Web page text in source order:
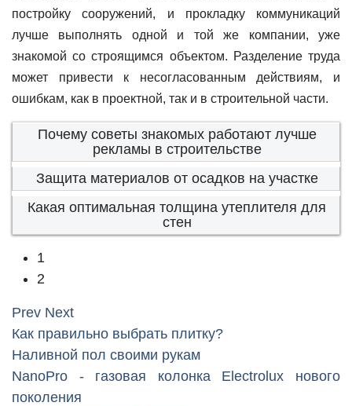
постройку сооружений, и прокладку коммуникаций
лучше выполнять одной и той же компании, уже
знакомой со строящимся объектом. Разделение труда
может привести к несогласованным действиям, и
ошибкам, как в проектной, так и в строительной части.
Почему советы знакомых работают лучше
рекламы в строительстве
Защита материалов от осадков на участке
Какая оптимальная толщина утеплителя для
стен
1
2
Prev Next
Как правильно выбрать плитку?
Наливной пол своими рукам
NanoPro - газовая колонка Electrolux нового
поколения